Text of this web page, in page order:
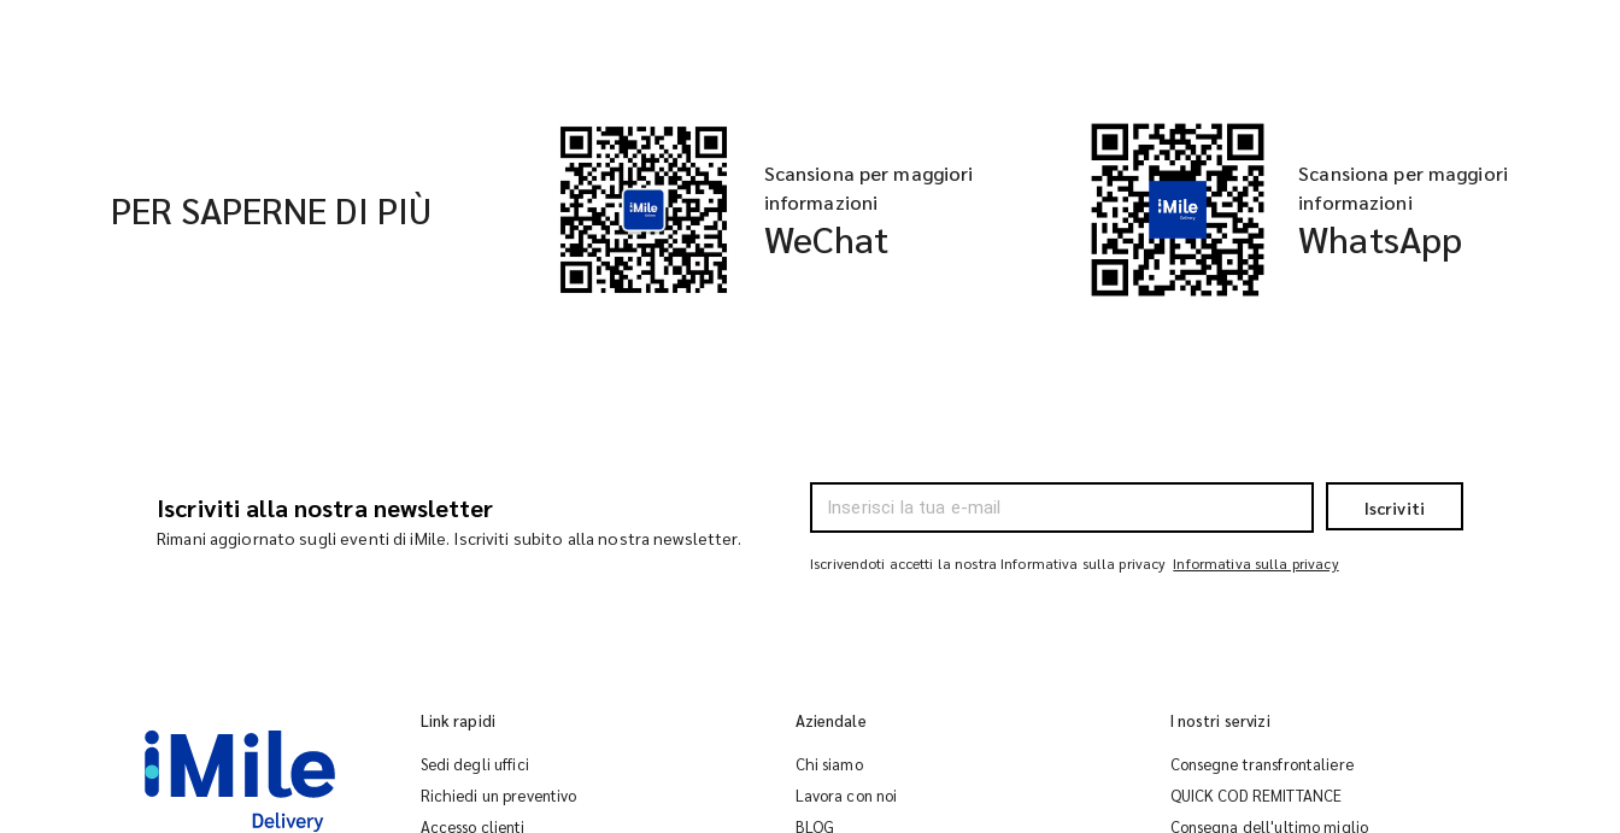
PER SAPERNE DI PIÙ
Scansiona per maggiori
informazioni
WeChat
Scansiona per maggiori
informazioni
WhatsApp
Iscriviti alla nostra newsletter
Rimani aggiornato sugli eventi di iMile. Iscriviti subito alla nostra newsletter.
Iscriviti
Iscrivendoti accetti la nostra Informativa sulla privacy Informativa sulla privacy
Link rapidi
Sedi degli uffici
Richiedi un preventivo
Accesso clienti
Aziendale
Chi siamo
Lavora con noi
BLOG
I nostri servizi
Consegne transfrontaliere
QUICK COD REMITTANCE
Consegna dell'ultimo miglio